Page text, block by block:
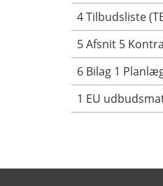
4 Tilbudsliste
5 Afsnit 5
6 Bilag 1
1 EU